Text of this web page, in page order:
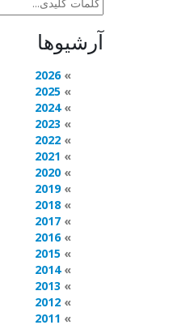
آرشیوها
2026
2025
2024
2023
2022
2021
2020
2019
2018
2017
2016
2015
2014
2013
2012
2011